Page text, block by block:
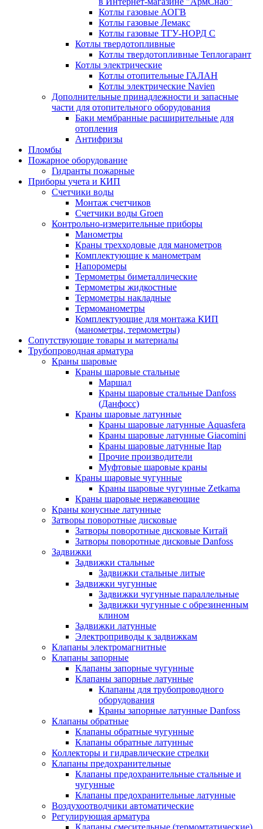
Котлы газовые АОГВ
Котлы газовые Лемакс
Котлы газовые ТГУ-НОРД С
Котлы твердотопливные
Котлы твердотопливные Теплогарант
Котлы электрические
Котлы отопительные ГАЛАН
Котлы электрические Navien
Дополнительные принадлежности и запасные
части для отопительного оборудования
Баки мембранные расширительные для
отопления
Антифризы
Пломбы
Пожарное оборудование
Гидранты пожарные
Приборы учета и КИП
Счетчики воды
Монтаж счетчиков
Счетчики воды Groen
Контрольно-измерительные приборы
Манометры
Краны трехходовые для манометров
Комплектующие к манометрам
Напоромеры
Термометры биметаллические
Термометры жидкостные
Термометры накладные
Термоманометры
Комплектующие для монтажа КИП
(манометры, термометры)
Сопутствующие товары и материалы
Трубопроводная арматура
Краны шаровые
Краны шаровые стальные
Маршал
Краны шаровые стальные Danfoss
(Данфосс)
Краны шаровые латунные
Краны шаровые латунные Aquasfera
Краны шаровые латунные Giacomini
Краны шаровые латунные Itap
Прочие производители
Муфтовые шаровые краны
Краны шаровые чугунные
Краны шаровые чугунные Zetkama
Краны шаровые нержавеющие
Краны конусные латунные
Затворы поворотные дисковые
Затворы поворотные дисковые Китай
Затворы поворотные дисковые Danfoss
Задвижки
Задвижки стальные
Задвижки стальные литые
Задвижки чугунные
Задвижки чугунные параллельные
Задвижки чугунные с обрезиненным
клином
Задвижки латунные
Электроприводы к задвижкам
Клапаны электромагнитные
Клапаны запорные
Клапаны запорные чугунные
Клапаны запорные латунные
Клапаны для трубопроводного
оборудования
Краны запорные латунные Danfoss
Клапаны обратные
Клапаны обратные чугунные
Клапаны обратные латунные
Коллекторы и гидравлические стрелки
Клапаны предохранительные
Клапаны предохранительные стальные и
чугунные
Клапаны предохранительные латунные
Воздухоотводчики автоматические
Регулирующая арматура
Клапаны смесительные (термомтатические)